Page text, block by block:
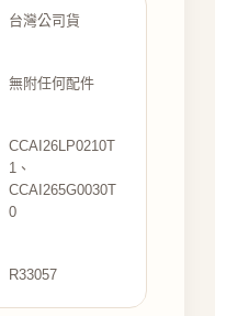
台灣公司貨
無附任何配件
CCAI26LP0210T
1、
CCAI265G0030T
0
R33057